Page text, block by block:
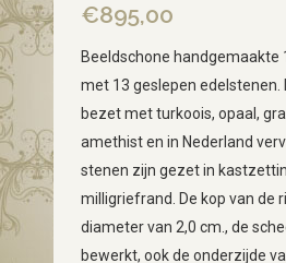
€895,00
Beeldschone handgemaakte
met 13 geslepen edelstenen.
bezet met turkoois, opaal,
amethist en in Nederland
stenen zijn gezet in
milligriefrand. De kop van de
diameter van 2,0 cm., de
bewerkt, ook de onderzijde